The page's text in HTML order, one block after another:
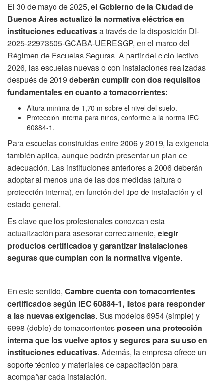
El 30 de mayo de 2025, el Gobierno de la Ciudad de
Buenos Aires actualizó la normativa eléctrica en
instituciones educativasa través de la disposición DI-
2025-22973505-GCABA-UERESGP, en el marco del
Régimen de Escuelas Seguras. A partir del ciclo lectivo
2026, las escuelas nuevas o con instalaciones realizadas
después de 2019 deberán cumplir con dos requisitos
fundamentales en cuanto a tomacorrientes:
Altura mínima de 1,70 m sobre el nivel del suelo.
Protección interna para niños, conforme a la norma IEC
60884-1.
Para escuelas construidas entre 2006 y 2019, la exigencia
también aplica, aunque podrán presentar un plan de
adecuación. Las instituciones anteriores a 2006 deberán
adoptar al menos una de las dos medidas (altura o
protección interna), en función del tipo de instalación y el
estado general.
Es clave que los profesionales conozcan esta
actualización para asesorar correctamente, elegir
productos certificados y garantizar instalaciones
seguras que cumplan con la normativa vigente.
En este sentido, Cambrecuenta con tomacorrientes
certificados según IEC 60884-1, listos para responder
a las nuevas exigencias. Sus modelos 6954 (simple) y
6998 (doble) de tomacorrientes poseen una protección
interna que los vuelve aptos y seguros para su uso en
instituciones educativas. Además, la empresa ofrece un
soporte técnico y materiales de capacitación para
acompañar cada instalación.